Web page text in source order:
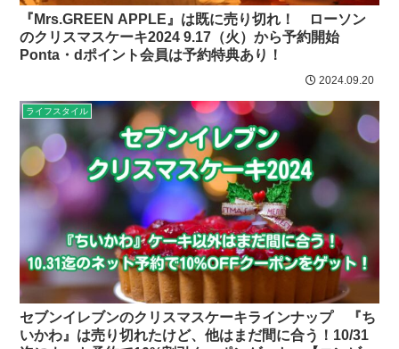
『Mrs.GREEN APPLE』は既に売り切れ！ ローソン
のクリスマスケーキ2024 9.17（火）から予約開始
Ponta・dポイント会員は予約特典あり！
2024.09.20
ライフスタイル
セブンイレブンのクリスマスケーキラインナップ 『ち
いかわ』は売り切れたけど、他はまだ間に合う！10/31